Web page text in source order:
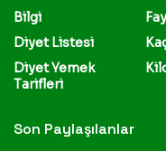
Bilgi
Diyet Listesi
Diyet Yemek
Tarifleri
Son Paylaşılanlar